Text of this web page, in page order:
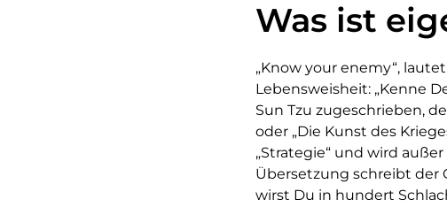
Was ist
„Know your enemy“,
Lebensweisheit: „Kenne
Sun Tzu zugeschrieben,
oder „Die Kunst des
„Strategie“ und wird
Übersetzung schreibt der
wirst Du in hundert